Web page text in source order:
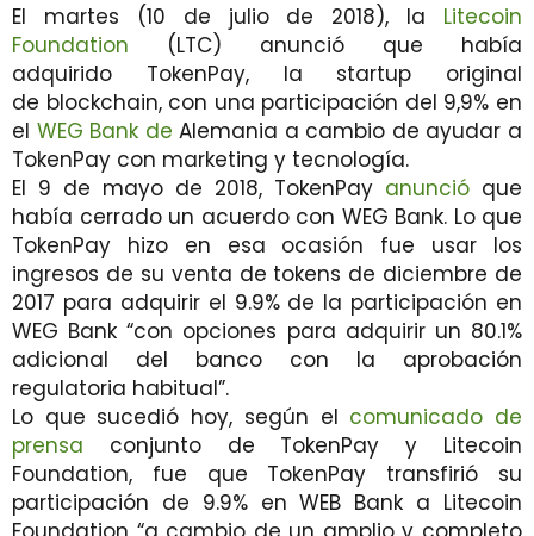
El martes (10 de julio de 2018), la Litecoin
Foundation (LTC) anunció que había
adquirido TokenPay, la startup original
de blockchain, con una participación del 9,9% en
el WEG Bank de Alemania a cambio de ayudar a
TokenPay con marketing y tecnología.
El 9 de mayo de 2018, TokenPay anunció que
había cerrado un acuerdo con WEG Bank. Lo que
TokenPay hizo en esa ocasión fue usar los
ingresos de su venta de tokens de diciembre de
2017 para adquirir el 9.9% de la participación en
WEG Bank “con opciones para adquirir un 80.1%
adicional del banco con la aprobación
regulatoria habitual”.
Lo que sucedió hoy, según el comunicado de
prensa conjunto de TokenPay y Litecoin
Foundation, fue que TokenPay transfirió su
participación de 9.9% en WEB Bank a Litecoin